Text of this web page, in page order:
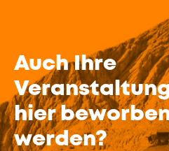
Auch Ihre
hier
werden?